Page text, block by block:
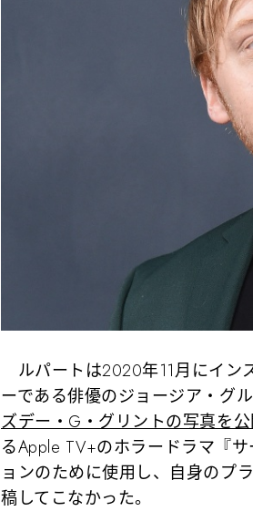
ルパートは2020年11月にイン
ーである俳優のジョージア・グ
ズデー・G・グリントの写真を
るApple TV+のホラードラマ『
ョンのために使用し、自身のプ
稿してこなかった。